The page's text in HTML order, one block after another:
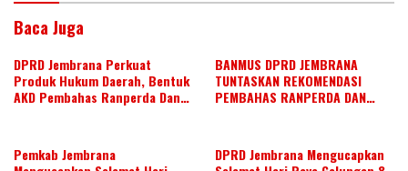
Baca Juga
DPRD Jembrana Perkuat
Produk Hukum Daerah, Bentuk
AKD Pembahas Ranperda Dan
BANMUS DPRD JEMBRANA
TUNTASKAN REKOMENDASI
PEMBAHAS RANPERDA DAN
Pemkab Jembrana
DPRD Jembrana Mengucapkan